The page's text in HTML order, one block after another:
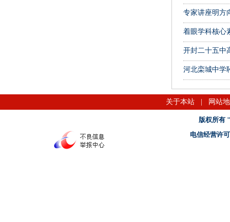
专家讲座明方
着眼学科核心
开封二十五中
河北栾城中学
关于本站 网站
版权所有
电信经营许